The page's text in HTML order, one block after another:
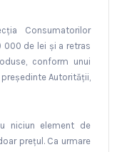
Consumatorilor
000 de lei și a retras
conform unui
Autorității,
niciun element de
preţul. Ca urmare